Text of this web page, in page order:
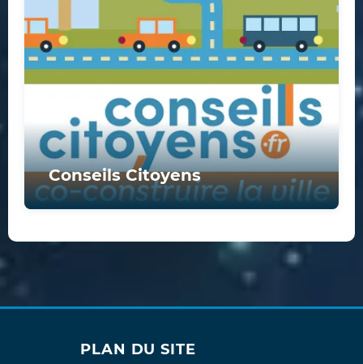
Conseils Citoyens
PLAN DU SITE